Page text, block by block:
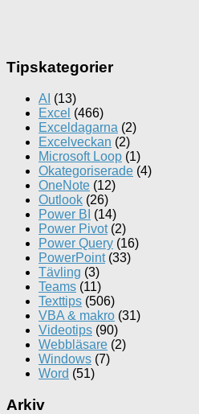
Tipskategorier
AI (13)
Excel (466)
Exceldagarna (2)
Excelveckan (2)
Microsoft Loop (1)
Okategoriserade (4)
OneNote (12)
Outlook (26)
Power BI (14)
Power Pivot(2)
Power Query (16)
PowerPoint(33)
Tävling (3)
Teams (11)
Texttips (506)
VBA & makro (31)
Videotips (90)
Webbläsare (2)
Windows (7)
Word (51)
Arkiv